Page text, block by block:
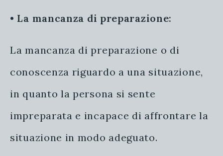
• La mancanza di preparazione:
La mancanza di preparazione o di
conoscenza riguardo a una situazione,
in quanto la persona si sente
impreparata e incapace di affrontare la
situazione in modo adeguato.